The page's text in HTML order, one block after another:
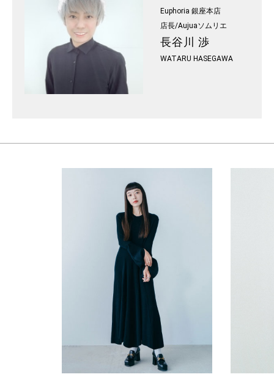
Euphoria 銀座本店
店長/Aujuaソムリエ
長谷川 渉
WATARU HASEGAWA